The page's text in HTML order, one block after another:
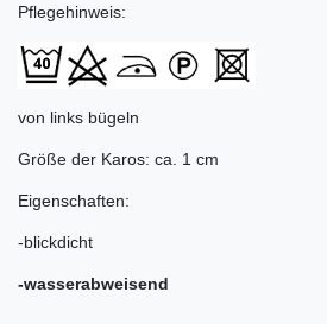
Pflegehinweis:
von links bügeln
Größe der Karos: ca. 1 cm
Eigenschaften:
-blickdicht
-wasserabweisend